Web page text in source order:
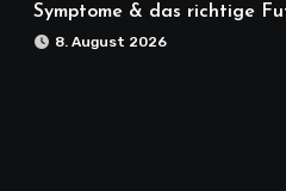
Symptome & das richtige
8. August 2026